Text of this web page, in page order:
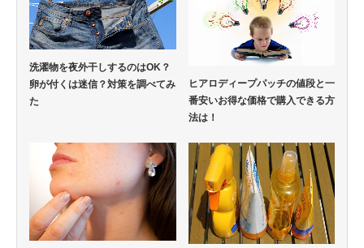
洗濯物を夜外干しするのはOK？
卵が付くは迷信？対策を調べてみ
た
ヒアロディープパッチの値段と一
番安いお得な価格で購入できる方
法は！